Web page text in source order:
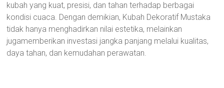
kubah yang kuat, presisi, dan tahan terhadap berbagai
kondisi cuaca. Dengan demikian, Kubah Dekoratif Mustaka
tidak hanya menghadirkan nilai estetika, melainkan
jugamemberikan investasi jangka panjang melalui kualitas,
daya tahan, dan kemudahan perawatan.